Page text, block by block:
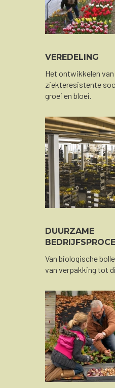
VEREDELING
Het ontwikkelen
ziekteresistente
groei en bloei.
DUURZAME
Van biologische
van verpakking tot